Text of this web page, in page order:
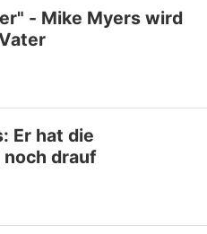
- Mike Myers wird
Er hat die
noch drauf